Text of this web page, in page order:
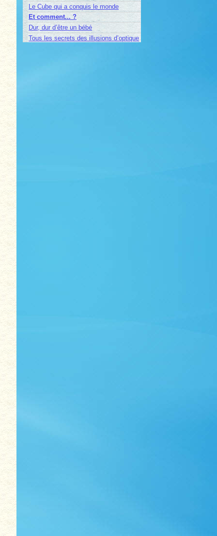
Le Cube qui a conquis le monde
Et comment... ?
Dur, dur d’être un bébé
Tous les secrets des illusions d’optique